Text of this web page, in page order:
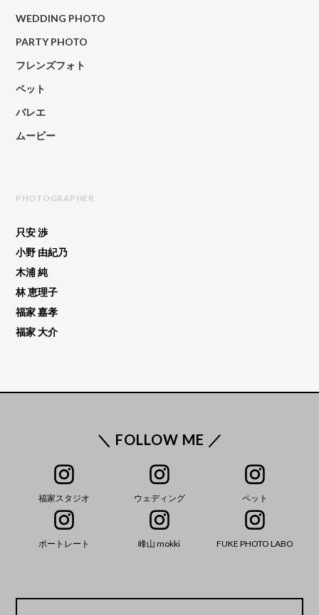
WEDDING PHOTO
PARTY PHOTO
フレンズフォト
ペット
バレエ
ムービー
PHOTOGRAPHER
只安 渉
小野 由紀乃
木浦 純
林 恵理子
福家 嘉孝
福家 大介
＼ FOLLOW ME ／
福家スタジオ ウェディング ペット
ポートレート 峰山 mokki FUKE PHOTO LABO